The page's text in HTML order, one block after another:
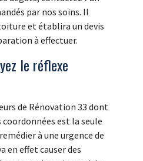
par nos soins. Il
et établira un devis
à effectuer.
le réflexe
de Rénovation 33 dont
coordonnées est la seule
à une urgence de
en effet causer des